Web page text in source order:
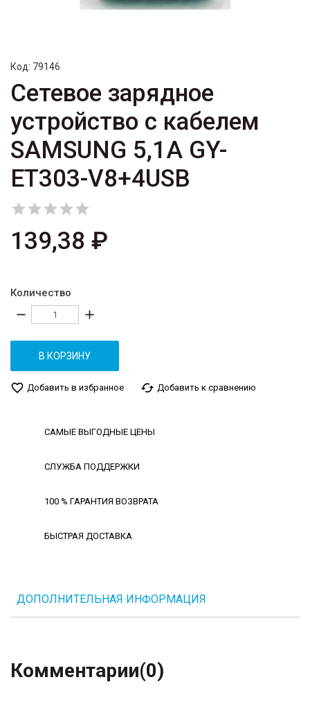
Код: 79146
Сетевое зарядное
устройство с кабелем
SAMSUNG 5,1A GY-
ET303-V8+4USB

139,38 ₽
Количество
remove add
В КОРЗИНУ
favorite_border Добавить в избранное cached Добавить к сравнению
САМЫЕ ВЫГОДНЫЕ ЦЕНЫ
СЛУЖБА ПОДДЕРЖКИ
100 % ГАРАНТИЯ ВОЗВРАТА
БЫСТРАЯ ДОСТАВКА
ДОПОЛНИТЕЛЬНАЯ ИНФОРМАЦИЯ
Комментарии(0)